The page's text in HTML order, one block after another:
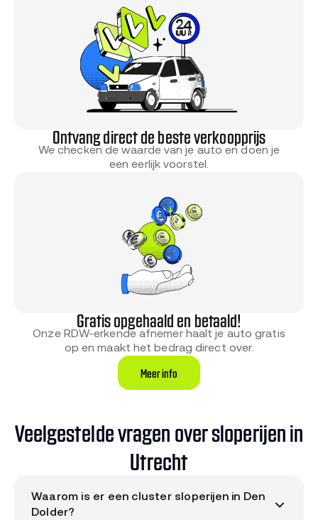
Ontvang direct de beste verkoopprijs
We checken de waarde van je auto en doen je
een eerlijk voorstel.
Gratis opgehaald en betaald!
Onze RDW-erkende afnemer haalt je auto gratis
op en maakt het bedrag direct over.
Meer info
Veelgestelde vragen over sloperijen in
Utrecht
Waarom is er een cluster sloperijen in Den
Dolder?